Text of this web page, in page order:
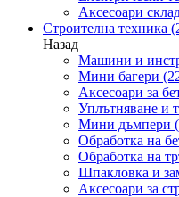
Аксесоари
Строителна техника
Назад
Машини и
Мини багери
Аксесоари за
Уплътняване и
Мини дъмпери
Обработка на
Обработка на
Шпакловка и
Аксесоари за